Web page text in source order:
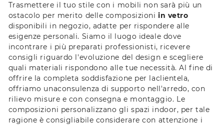
Trasmettere il tuo stile con i mobili non sarà più un
ostacolo per merito delle composizioni in vetro
disponibili in negozio, adatte per rispondere alle
esigenze personali. Siamo il luogo ideale dove
incontrare i più preparati professionisti, ricevere
consigli riguardo l'evoluzione del design e scegliere
quali materiali rispondono alle tue necessità. Al fine di
offrire la completa soddisfazione per laclientela,
offriamo unaconsulenza di supporto nell'arredo, con
rilievo misure e con consegna e montaggio. Le
composizioni personalizzano gli spazi indoor, per tale
ragione è consigliabile considerare con attenzione i